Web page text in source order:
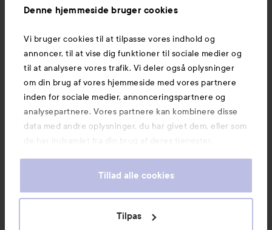
Denne hjemmeside bruger cookies
Vi bruger cookies til at tilpasse vores indhold og
annoncer, til at vise dig funktioner til sociale medier og
til at analysere vores trafik. Vi deler også oplysninger
om din brug af vores hjemmeside med vores partnere
inden for sociale medier, annonceringspartnere og
analysepartnere. Vores partnere kan kombinere disse
data med andre oplysninger, du har givet dem, eller som
de har indsamlet fra din brug af deres tjenester.
Tillad alle cookies
Tilpas